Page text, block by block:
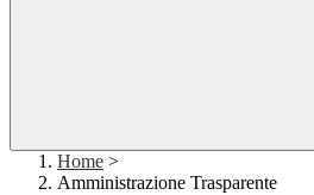
Home >
Amministrazione Trasparente